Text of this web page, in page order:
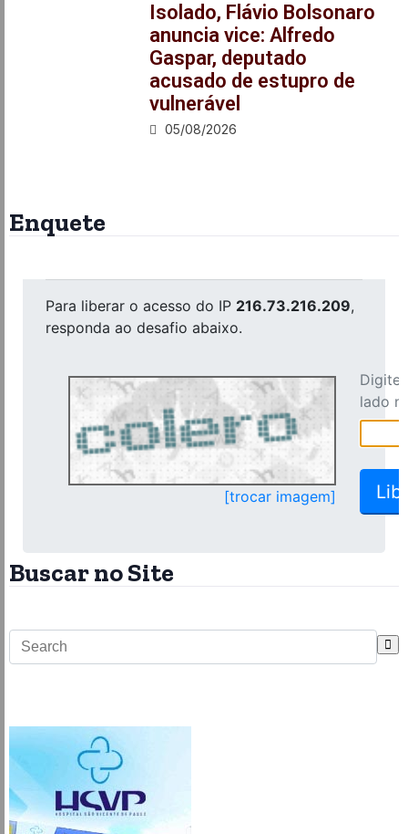
Isolado, Flávio Bolsonaro
anuncia vice: Alfredo
Gaspar, deputado
acusado de estupro de
vulnerável
05/08/2026
Enquete
Buscar no Site